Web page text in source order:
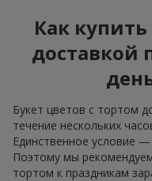
Как
доставкой
Букет цветов с тортом
течение нескольких
Единственное условие
Поэтому мы
тортом к праздникам